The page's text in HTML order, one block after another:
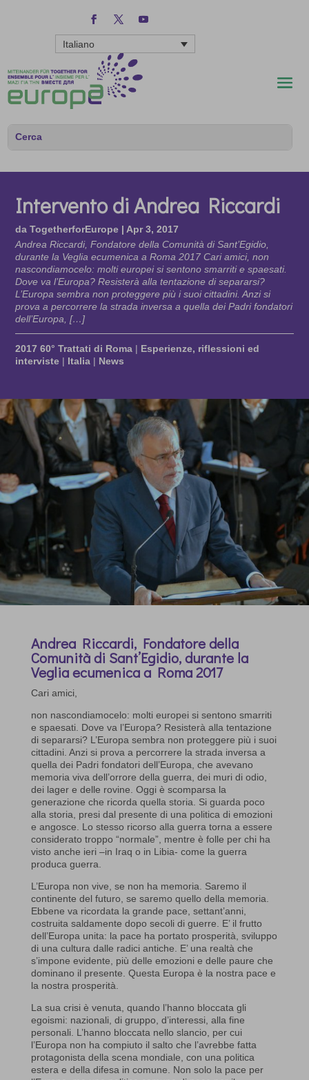
Italiano
Intervento di Andrea Riccardi
daTogetherforEurope | Apr 3, 2017
Andrea Riccardi, Fondatore della Comunità di Sant’Egidio,
durante la Veglia ecumenica a Roma 2017 Cari amici, non
nascondiamocelo: molti europei si sentono smarriti e spaesati.
Dove va l’Europa? Resisterà alla tentazione di separarsi?
L’Europa sembra non proteggere più i suoi cittadini. Anzi si
prova a percorrere la strada inversa a quella dei Padri fondatori
dell’Europa, […]
2017 60° Trattati di Roma | Esperienze, riflessioni ed
interviste | Italia | News
Andrea Riccardi, Fondatore della
Comunità di Sant’Egidio, durante la
Veglia ecumenica a Roma 2017
Cari amici,
non nascondiamocelo: molti europei si sentono smarriti
e spaesati. Dove va l’Europa? Resisterà alla tentazione
di separarsi? L’Europa sembra non proteggere più i suoi
cittadini. Anzi si prova a percorrere la strada inversa a
quella dei Padri fondatori dell’Europa, che avevano
memoria viva dell’orrore della guerra, dei muri di odio,
dei lager e delle rovine. Oggi è scomparsa la
generazione che ricorda quella storia. Si guarda poco
alla storia, presi dal presente di una politica di emozioni
e angosce. Lo stesso ricorso alla guerra torna a essere
considerato troppo “normale”, mentre è folle per chi ha
visto anche ieri –in Iraq o in Libia- come la guerra
produca guerra.
L’Europa non vive, se non ha memoria. Saremo il
continente del futuro, se saremo quello della memoria.
Ebbene va ricordata la grande pace, settant’anni,
costruita saldamente dopo secoli di guerre. E’ il frutto
dell’Europa unita: la pace ha portato prosperità, sviluppo
di una cultura dalle radici antiche. E’ una realtà che
s’impone evidente, più delle emozioni e delle paure che
dominano il presente. Questa Europa è la nostra pace e
la nostra prosperità.
La sua crisi è venuta, quando l’hanno bloccata gli
egoismi: nazionali, di gruppo, d’interessi, alla fine
personali. L’hanno bloccata nello slancio, per cui
l’Europa non ha compiuto il salto che l’avrebbe fatta
protagonista della scena mondiale, con una politica
estera e della difesa in comune. Non solo la pace per